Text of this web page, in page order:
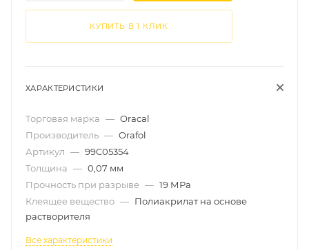
КУПИТЬ В 1 КЛИК
ХАРАКТЕРИСТИКИ
Торговая марка — Oracal
Производитель — Orafol
Артикул — 99C05354
Толщина — 0,07 мм
Прочность при разрыве — 19 МРа
Клеящее вещество — Полиакрилат на основе
растворителя
Все характеристики